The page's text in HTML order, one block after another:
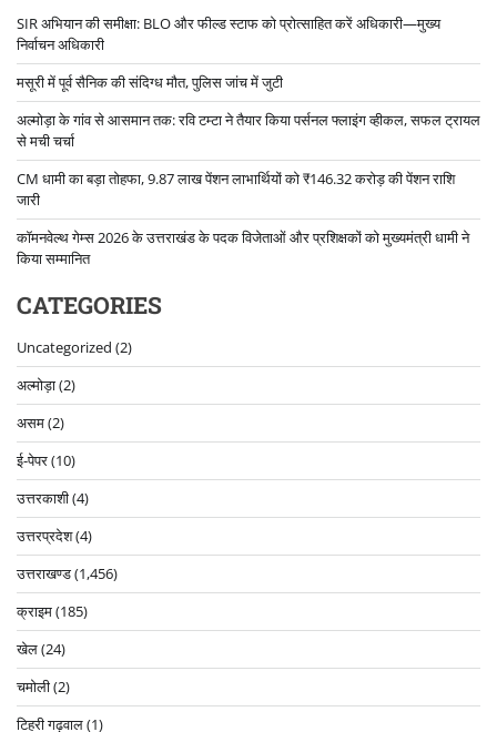
SIR अभियान की समीक्षा: BLO और फील्ड स्टाफ को प्रोत्साहित करें अधिकारी—मुख्य
निर्वाचन अधिकारी
मसूरी में पूर्व सैनिक की संदिग्ध मौत, पुलिस जांच में जुटी
अल्मोड़ा के गांव से आसमान तक: रवि टम्टा ने तैयार किया पर्सनल फ्लाइंग व्हीकल, सफल ट्रायल
से मची चर्चा
CM धामी का बड़ा तोहफा, 9.87 लाख पेंशन लाभार्थियों को ₹146.32 करोड़ की पेंशन राशि
जारी
कॉमनवेल्थ गेम्स 2026 के उत्तराखंड के पदक विजेताओं और प्रशिक्षकों को मुख्यमंत्री धामी ने
किया सम्मानित
CATEGORIES
Uncategorized (2)
अल्मोड़ा(2)
असम(2)
ई-पेपर(10)
उत्तरकाशी(4)
उत्तरप्रदेश(4)
उत्तराखण्ड(1,456)
क्राइम(185)
खेल(24)
चमोली(2)
टिहरी गढ़वाल(1)